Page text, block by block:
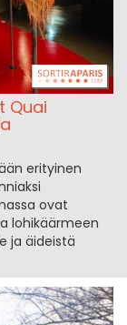
Quai
erityinen
ovat
lohikäärmeen
ja äideistä